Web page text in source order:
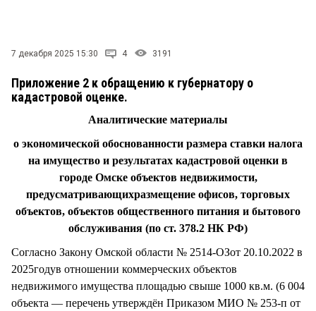
7 декабря 2025 15:30 4 3191
Приложение 2 к обращению к губернатору о
кадастровой оценке.
Аналитические материалы
о экономической обоснованности размера ставки налога
на имущество и результатах кадастровой оценки в
городе Омске объектов недвижимости,
предусматривающихразмещение офисов, торговых
объектов, объектов общественного питания и бытового
обслуживания (по ст. 378.2 НК РФ)
Согласно Закону Омской области № 2514-ОЗот 20.10.2022 в
2025годув отношении коммерческих объектов
недвижимого имущества площадью свыше 1000 кв.м. (6 004
объекта — перечень утверждён Приказом МИО № 253-п от